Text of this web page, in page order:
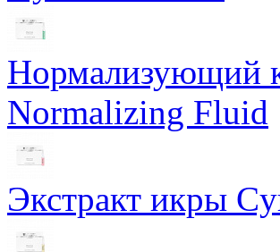
Нормализующий
Normalizing Fluid
Экстракт икры